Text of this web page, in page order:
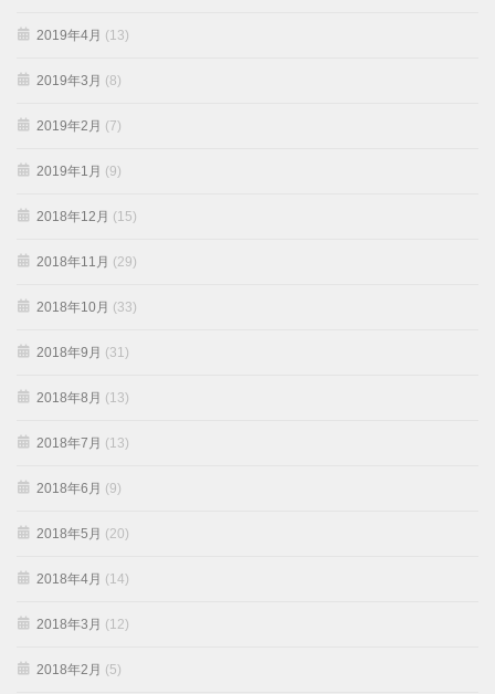
2019年4月 (13)
2019年3月 (8)
2019年2月 (7)
2019年1月 (9)
2018年12月 (15)
2018年11月 (29)
2018年10月 (33)
2018年9月 (31)
2018年8月 (13)
2018年7月 (13)
2018年6月 (9)
2018年5月 (20)
2018年4月 (14)
2018年3月 (12)
2018年2月 (5)